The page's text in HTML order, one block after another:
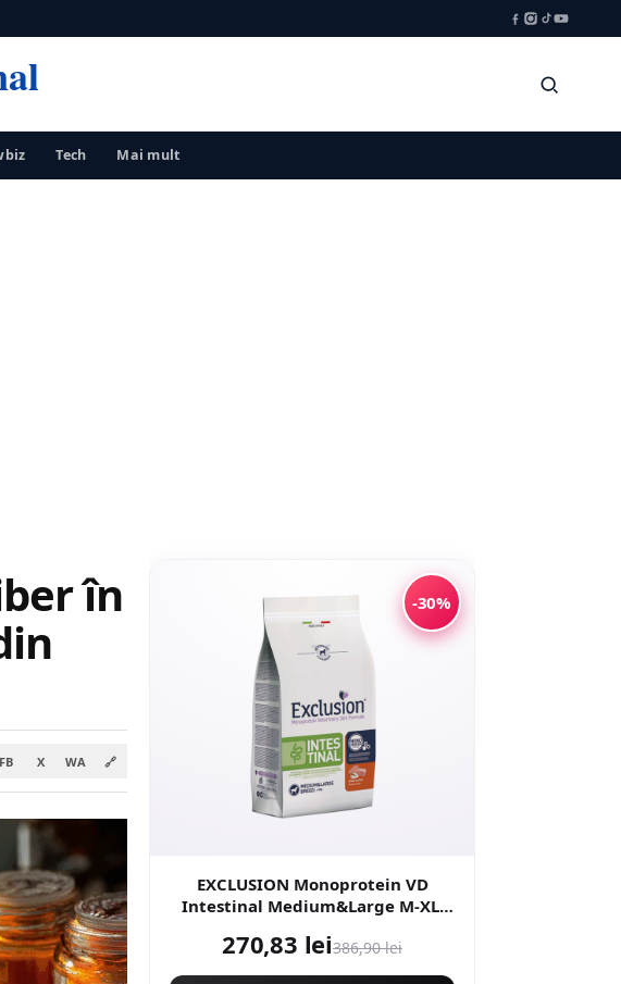
Tech Mai mult
în
FB X WA 🔗
-30%
EXCLUSION Monoprotein VD
Intestinal Medium&Large M-XL,
hrană uscată câini, sistem
digestiv, 12kg
270,83 lei386,90 lei